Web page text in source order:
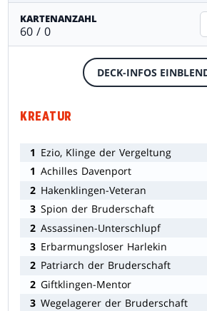
KARTENANZAHL
60 / 0
DECK-INFOS
KREATUR
1 Ezio, Klinge der Vergeltung
1 Achilles Davenport
2 Hakenklingen-Veteran
3 Spion der Bruderschaft
2 Assassinen-Unterschlupf
3 Erbarmungsloser Harlekin
2 Patriarch der Bruderschaft
2 Giftklingen-Mentor
3 Wegelagerer der Bruderschaft